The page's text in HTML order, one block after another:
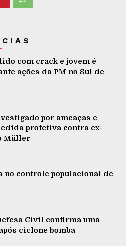
com crack e jovem é
ações da PM no Sul de
por ameaças e
protetiva contra ex-
Müller
no controle populacional de
Civil confirma uma
ciclone bomba